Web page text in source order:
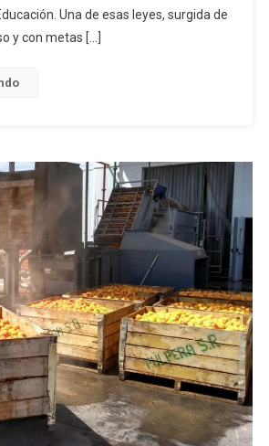
Una de esas leyes, surgida de
y con metas […]